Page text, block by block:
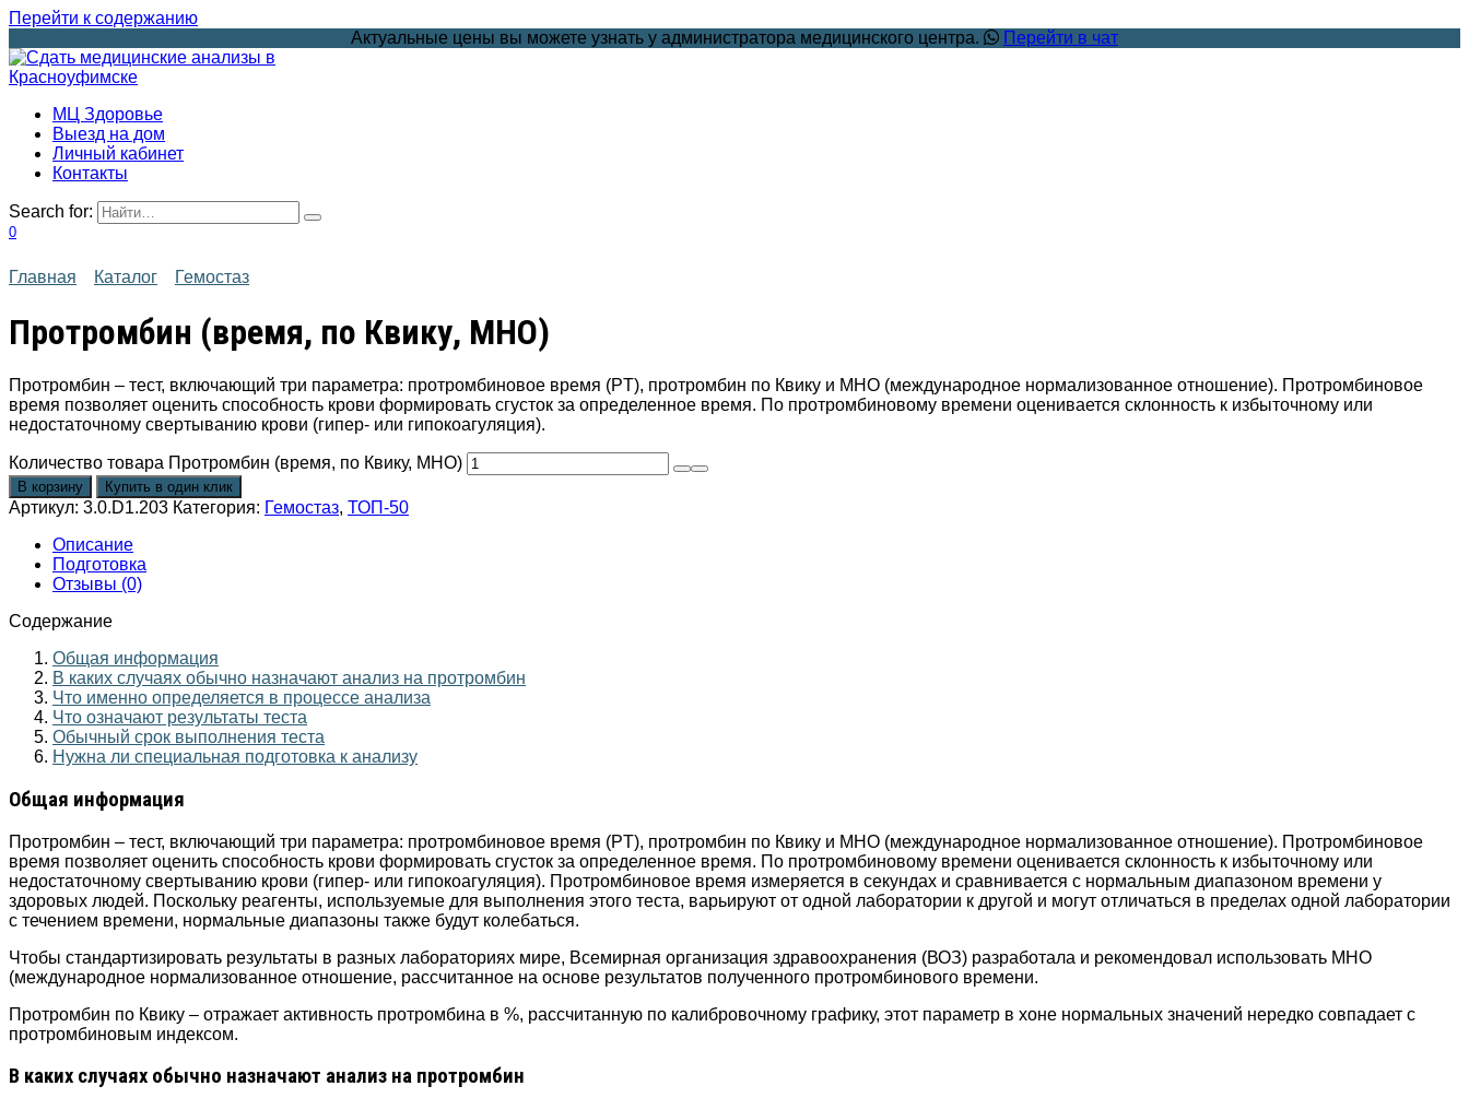
Перейти к содержанию
Актуальные цены вы можете узнать у администратора медицинского центра.
Перейти в чат
МЦ Здоровье
Выезд на дом
Личный кабинет
Контакты
Search for:
0
Главная Каталог Гемостаз
Протромбин (время, по Квику, МНО)
Протромбин – тест, включающий три параметра: протромбиновое время (PT), протромбин по Квику и МНО (международное нормализованное отношение). Протромбиновое
время позволяет оценить способность крови формировать сгусток за определенное время. По протромбиновому времени оценивается склонность к избыточному или
недостаточному свертыванию крови (гипер- или гипокоагуляция).
Количество товара Протромбин (время, по Квику, МНО)
В корзину Купить в один клик
Артикул: 3.0.D1.203 Категория: Гемостаз, ТОП-50
Описание
Подготовка
Отзывы (0)
Содержание
Общая информация
В каких случаях обычно назначают анализ на протромбин
Что именно определяется в процессе анализа
Что означают результаты теста
Обычный срок выполнения теста
Нужна ли специальная подготовка к анализу
Общая информация
Протромбин – тест, включающий три параметра: протромбиновое время (PT), протромбин по Квику и МНО (международное нормализованное отношение). Протромбиновое
время позволяет оценить способность крови формировать сгусток за определенное время. По протромбиновому времени оценивается склонность к избыточному или
недостаточному свертыванию крови (гипер- или гипокоагуляция). Протромбиновое время измеряется в секундах и сравнивается с нормальным диапазоном времени у
здоровых людей. Поскольку реагенты, используемые для выполнения этого теста, варьируют от одной лаборатории к другой и могут отличаться в пределах одной лаборатории
с течением времени, нормальные диапазоны также будут колебаться.
Чтобы стандартизировать результаты в разных лабораториях мире, Всемирная организация здравоохранения (ВОЗ) разработала и рекомендовал использовать МНО
(международное нормализованное отношение, рассчитанное на основе результатов полученного протромбинового времени.
Протромбин по Квику – отражает активность протромбина в %, рассчитанную по калибровочному графику, этот параметр в хоне нормальных значений нередко совпадает с
протромбиновым индексом.
В каких случаях обычно назначают анализ на протромбин